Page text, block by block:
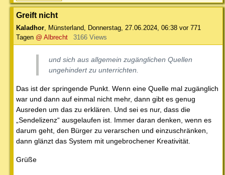
Greift nicht
Kaladhor Münsterland Donnerstag, 27.06.2024, 06:38 vor 771
Tagen @ Albrecht 3166 Views
und sich aus allgemein zugänglichen Quellen
ungehindert zu unterrichten.
Das ist der springende Punkt. Wenn eine Quelle mal zugänglich
war und dann auf einmal nicht mehr, dann gibt es genug
Ausreden um das zu erklären. Und sei es nur, dass die
„Sendelizenz“ ausgelaufen ist. Immer daran denken, wenn es
darum geht, den Bürger zu verarschen und einzuschränken,
dann glänzt das System mit ungebrochener Kreativität.
Grüße